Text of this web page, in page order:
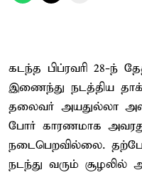
கடந்த பிப்ரவரி 28-ந்
இணைந்து நடத்திய
தலைவர் அயதுல்லா
போர் காரணமாக
நடைபெறவில்லை.
நடந்து வரும் சூழலில்